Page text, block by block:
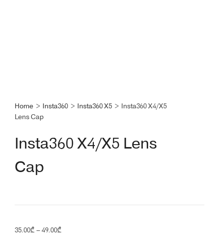
Home > Insta360 > Insta360 X5 > Insta360 X4/X5
Lens Cap
Insta360 X4/X5 Lens
Cap
35.00₾–49.00₾Price